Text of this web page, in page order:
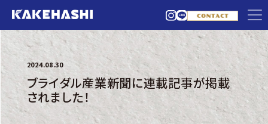
2024.08.30
ブライダル産業新聞に連載記事が掲載
されました！